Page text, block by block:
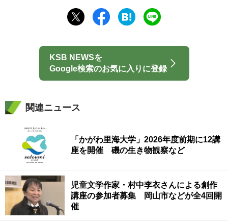
KSB NEWSを
Google検索のお気に入りに登録
関連ニュース
「かがわ里海大学」2026年度前期に12講
座を開催 磯の生き物観察など
児童文学作家・村中李衣さんによる創作
講座の参加者募集 岡山市などが全4回開
催